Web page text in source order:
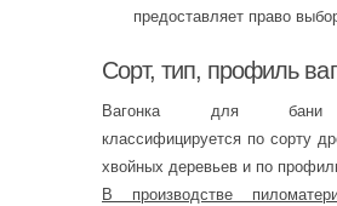
предоставляет право
Сорт, тип, профиль
Вагонка для бани
классифицируется по сорту
хвойных деревьев и по
В производстве